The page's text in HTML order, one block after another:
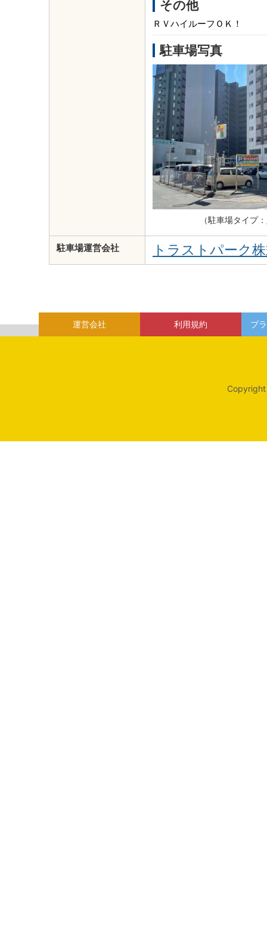
その他
ＲＶハイルーフＯＫ！
駐車場写真
（駐車場タイプ：
駐車場運営会社 トラストパーク
運営会社 利用規約 プ